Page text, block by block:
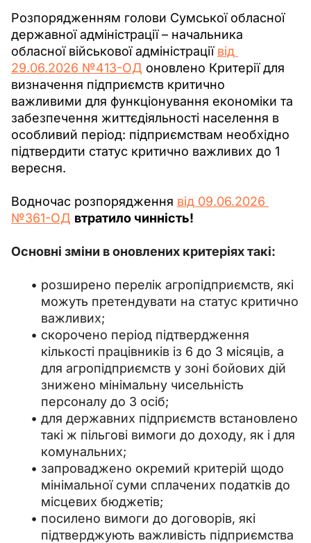
Розпорядженням голови Сумської обласної
державної адміністрації – начальника
обласної військової адміністрації від
29.06.2026 №413-ОД оновлено Критерії для
визначення підприємств критично
важливими для функціонування економіки та
забезпечення життєдіяльності населення в
особливий період: підприємствам необхідно
підтвердити статус критично важливих до 1
вересня.
Водночас розпорядження від 09.06.2026
№361-ОД втратило чинність!
Основні зміни в оновлених критеріях такі:
розширено перелік агропідприємств, які
можуть претендувати на статус критично
важливих;
скорочено період підтвердження
кількості працівників із 6 до 3 місяців, а
для агропідприємств у зоні бойових дій
знижено мінімальну чисельність
персоналу до 3 осіб;
для державних підприємств встановлено
такі ж пільгові вимоги до доходу, як і для
комунальних;
запроваджено окремий критерій щодо
мінімальної суми сплачених податків до
місцевих бюджетів;
посилено вимоги до договорів, які
підтверджують важливість підприємства